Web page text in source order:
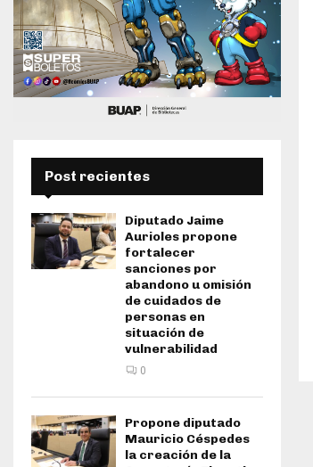
Post recientes
Diputado Jaime
Aurioles propone
fortalecer
sanciones por
abandono u omisión
de cuidados de
personas en
situación de
vulnerabilidad
0
Propone diputado
Mauricio Céspedes
la creación de la